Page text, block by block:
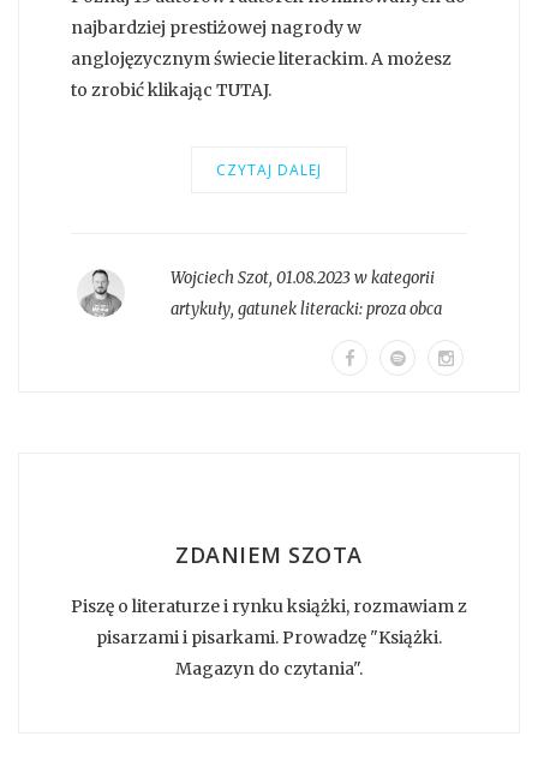
najbardziej prestiżowej nagrody w
anglojęzycznym świecie literackim. A możesz
to zrobić klikając TUTAJ.
CZYTAJ DALEJ
Wojciech Szot, 01.08.2023 w kategorii
artykuły, gatunek literacki:proza obca
ZDANIEM SZOTA
Piszę o literaturze i rynku książki, rozmawiam z
pisarzami i pisarkami. Prowadzę "Książki.
Magazyn do czytania".